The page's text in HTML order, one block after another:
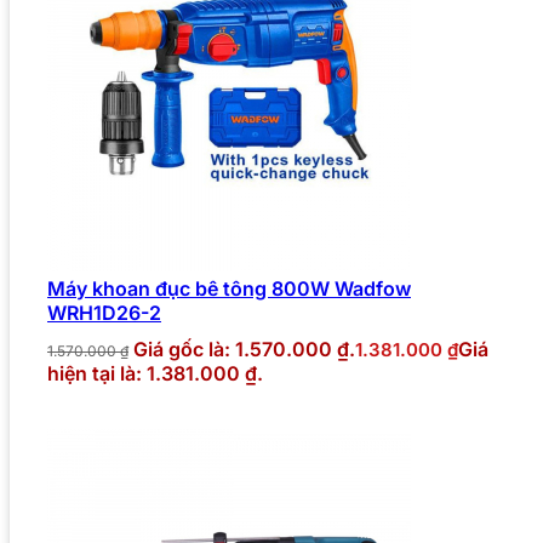
Máy khoan đục bê tông 800W Wadfow
WRH1D26-2
1.570.000₫ Giá gốc là: 1.570.000 ₫.1.381.000 ₫Giá
hiện tại là: 1.381.000 ₫.